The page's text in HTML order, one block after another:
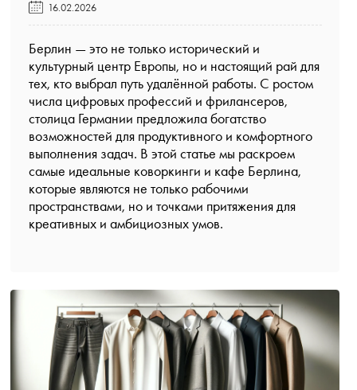
16.02.2026
Берлин — это не только исторический и
культурный центр Европы, но и настоящий рай для
тех, кто выбрал путь удалённой работы. С ростом
числа цифровых профессий и фрилансеров,
столица Германии предложила богатство
возможностей для продуктивного и комфортного
выполнения задач. В этой статье мы раскроем
самые идеальные коворкинги и кафе Берлина,
которые являются не только рабочими
пространствами, но и точками притяжения для
креативных и амбициозных умов.